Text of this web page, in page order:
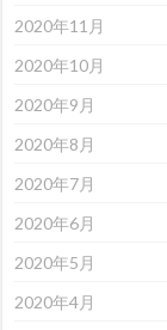
2020年11月
2020年10月
2020年9月
2020年8月
2020年7月
2020年6月
2020年5月
2020年4月